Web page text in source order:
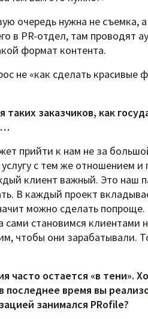
очередь нужна не съемка, а
в PR-отдел, там проводят
формат контента.
не «как сделать
заказчиков, как
прийти к нам не за
с тем же отношением и
клиент важный. Это наш
В каждый проект
можно сделать
сами становимся клиентами
чтобы они зарабатывали.
часто остается «в тени».
последнее время вы
занимался PRofile?